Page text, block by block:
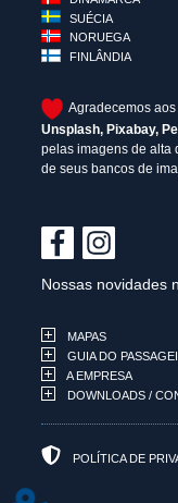
SUÉCIA
NORUEGA
FINLÂNDIA
Agradecemos
Unsplash,Pixabay,
pelas imagens de alta
de seus bancos de
Nossas novidades
MAPAS
GUIA DO
A EMPRESA
DOWNLOADS /
POLÍTICA DE